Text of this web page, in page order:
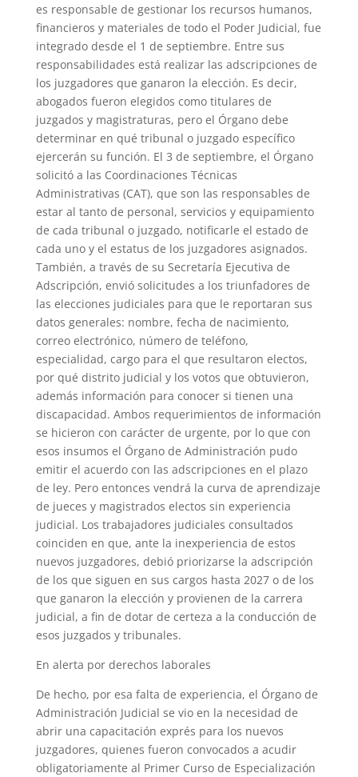
es responsable de gestionar los recursos humanos,
financieros y materiales de todo el Poder Judicial, fue
integrado desde el 1 de septiembre. Entre sus
responsabilidades está realizar las adscripciones de
los juzgadores que ganaron la elección. Es decir,
abogados fueron elegidos como titulares de
juzgados y magistraturas, pero el Órgano debe
determinar en qué tribunal o juzgado específico
ejercerán su función. El 3 de septiembre, el Órgano
solicitó a las Coordinaciones Técnicas
Administrativas (CAT), que son las responsables de
estar al tanto de personal, servicios y equipamiento
de cada tribunal o juzgado, notificarle el estado de
cada uno y el estatus de los juzgadores asignados.
También, a través de su Secretaría Ejecutiva de
Adscripción, envió solicitudes a los triunfadores de
las elecciones judiciales para que le reportaran sus
datos generales: nombre, fecha de nacimiento,
correo electrónico, número de teléfono,
especialidad, cargo para el que resultaron electos,
por qué distrito judicial y los votos que obtuvieron,
además información para conocer si tienen una
discapacidad. Ambos requerimientos de información
se hicieron con carácter de urgente, por lo que con
esos insumos el Órgano de Administración pudo
emitir el acuerdo con las adscripciones en el plazo
de ley. Pero entonces vendrá la curva de aprendizaje
de jueces y magistrados electos sin experiencia
judicial. Los trabajadores judiciales consultados
coinciden en que, ante la inexperiencia de estos
nuevos juzgadores, debió priorizarse la adscripción
de los que siguen en sus cargos hasta 2027 o de los
que ganaron la elección y provienen de la carrera
judicial, a fin de dotar de certeza a la conducción de
esos juzgados y tribunales.
En alerta por derechos laborales
De hecho, por esa falta de experiencia, el Órgano de
Administración Judicial se vio en la necesidad de
abrir una capacitación exprés para los nuevos
juzgadores, quienes fueron convocados a acudir
obligatoriamente al Primer Curso de Especialización